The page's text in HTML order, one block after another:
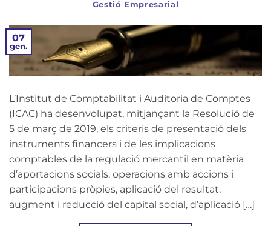
Gestió Empresarial
07
gen.
L’Institut de Comptabilitat i Auditoria de Comptes
(ICAC) ha desenvolupat, mitjançant la Resolució de
5 de març de 2019, els criteris de presentació dels
instruments financers i de les implicacions
comptables de la regulació mercantil en matèria
d’aportacions socials, operacions amb accions i
participacions pròpies, aplicació del resultat,
augment i reducció del capital social, d’aplicació […]